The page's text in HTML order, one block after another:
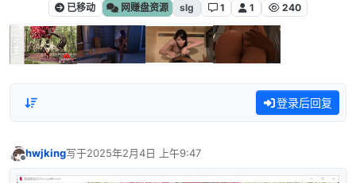
已移动 网赚盘资源 slg 1 1 240
登录后回复
hwjking写于2025年2月4日 上午9:47
最后由 编辑